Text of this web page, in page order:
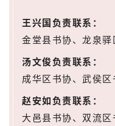
王兴国负责联系：
金堂县书协、龙泉
汤文俊负责联系：
成华区书协、武侯区
赵安如负责联系：
大邑县书协、双流区